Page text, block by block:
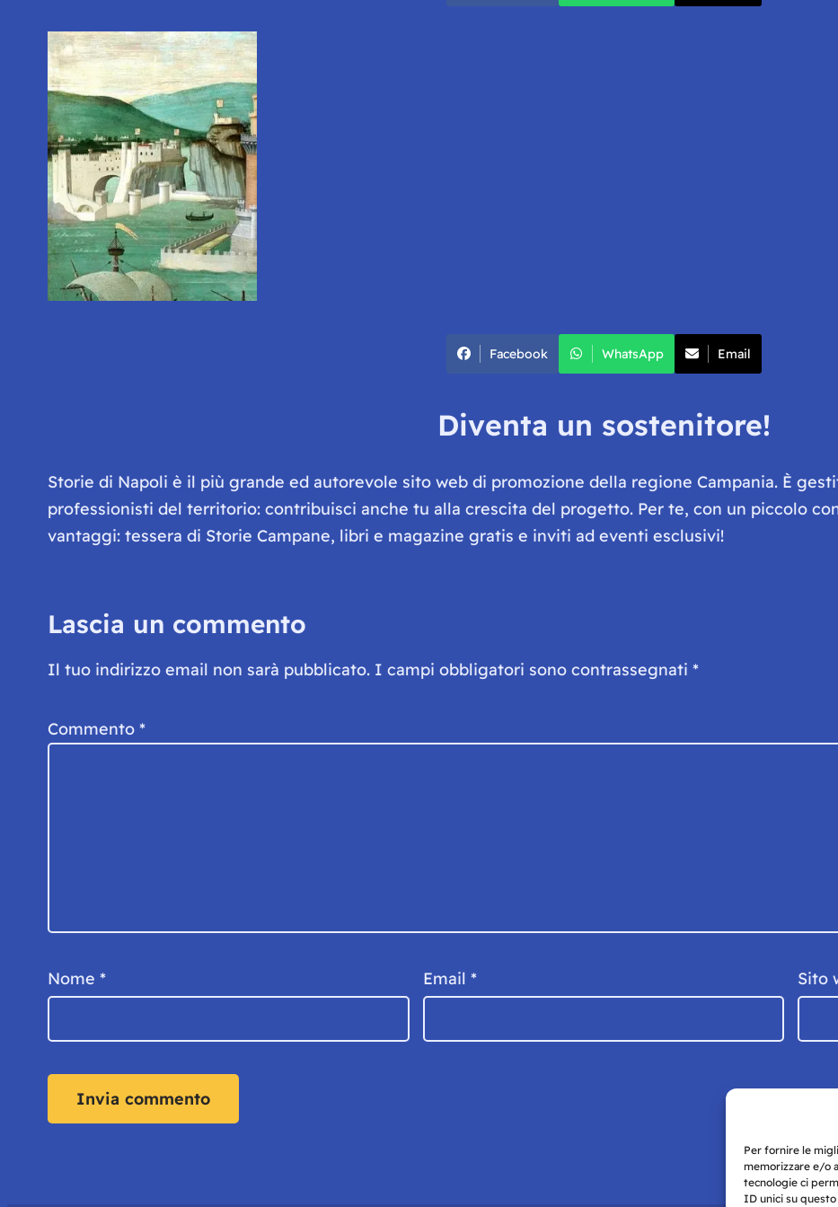
Per fornire le
memorizzare e/o
tecnologie ci
ID unici su
Facebook WhatsApp Email
Diventa un sostenitore!
Storie di Napoli è il più grande ed autorevole sito web di promozione della regione Campania. È
professionisti del territorio: contribuisci anche tu alla crescita del progetto. Per te, con un piccolo
vantaggi: tessera di Storie Campane, libri e magazine gratis e inviti ad eventi esclusivi!
Lascia un commento
Il tuo indirizzo email non sarà pubblicato. I campi obbligatori sono contrassegnati *
Commento *
Nome * Email * Sito